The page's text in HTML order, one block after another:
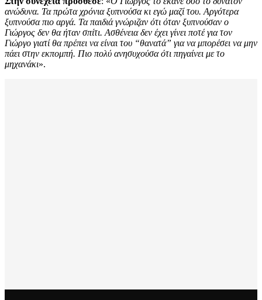
ανώδυνα. Τα πρώτα χρόνια ξυπνούσα κι εγώ μαζί του. Αργότερα
ξυπνούσα πιο αργά. Τα παιδιά γνώριζαν ότι όταν ξυπνούσαν ο
Γιώργος δεν θα ήταν σπίτι. Ασθένεια δεν έχει γίνει ποτέ για τον
Γιώργο γιατί θα πρέπει να είναι του “θανατά” για να μπορέσει να μην
πάει στην εκπομπή. Πιο πολύ ανησυχούσα ότι πηγαίνει με το
μηχανάκι».